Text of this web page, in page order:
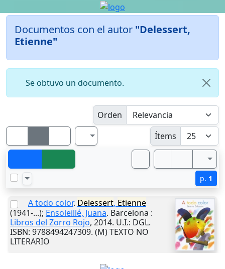
Documentos con el autor "Delessert,
Etienne"
Se obtuvo un documento.
Orden
Ítems
p. 1
A todo color. Delessert, Etienne
(1941-...); Ensoleillé, Juana. Barcelona :
Libros del Zorro Rojo, 2014. U.I.: DGL.
ISBN: 9788494247309. (M) TEXTO NO
LITERARIO